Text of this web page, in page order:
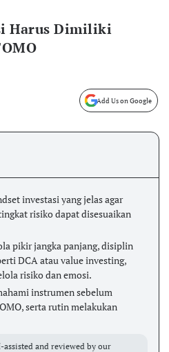
Harus Dimiliki
Add Us on Google
investasi yang jelas agar
risiko dapat disesuaikan
pikir jangka panjang, disiplin
DCA atau value investing,
risiko dan emosi.
instrumen sebelum
serta rutin melakukan
and reviewed by our